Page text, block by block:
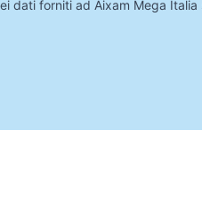
dati forniti ad Aixam Mega